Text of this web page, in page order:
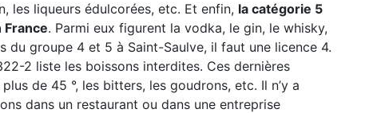
les liqueurs édulcorées, etc. Et enfin, la catégorie 5
. Parmi eux figurent la vodka, le gin, le whisky,
du groupe 4 et 5 à Saint-Saulve, il faut une licence 4.
2 liste les boissons interdites. Ces dernières
de 45 °, les bitters, les goudrons, etc. Il n’y a
dans un restaurant ou dans une entreprise